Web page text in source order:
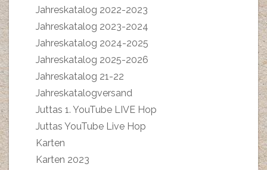
Jahreskatalog 2022-2023
Jahreskatalog 2023-2024
Jahreskatalog 2024-2025
Jahreskatalog 2025-2026
Jahreskatalog 21-22
Jahreskatalogversand
Juttas 1. YouTube LIVE Hop
Juttas YouTube Live Hop
Karten
Karten 2023